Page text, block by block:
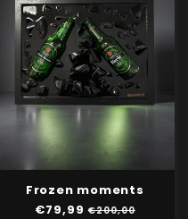
Frozen moments
Normale
€79,99 €200,00